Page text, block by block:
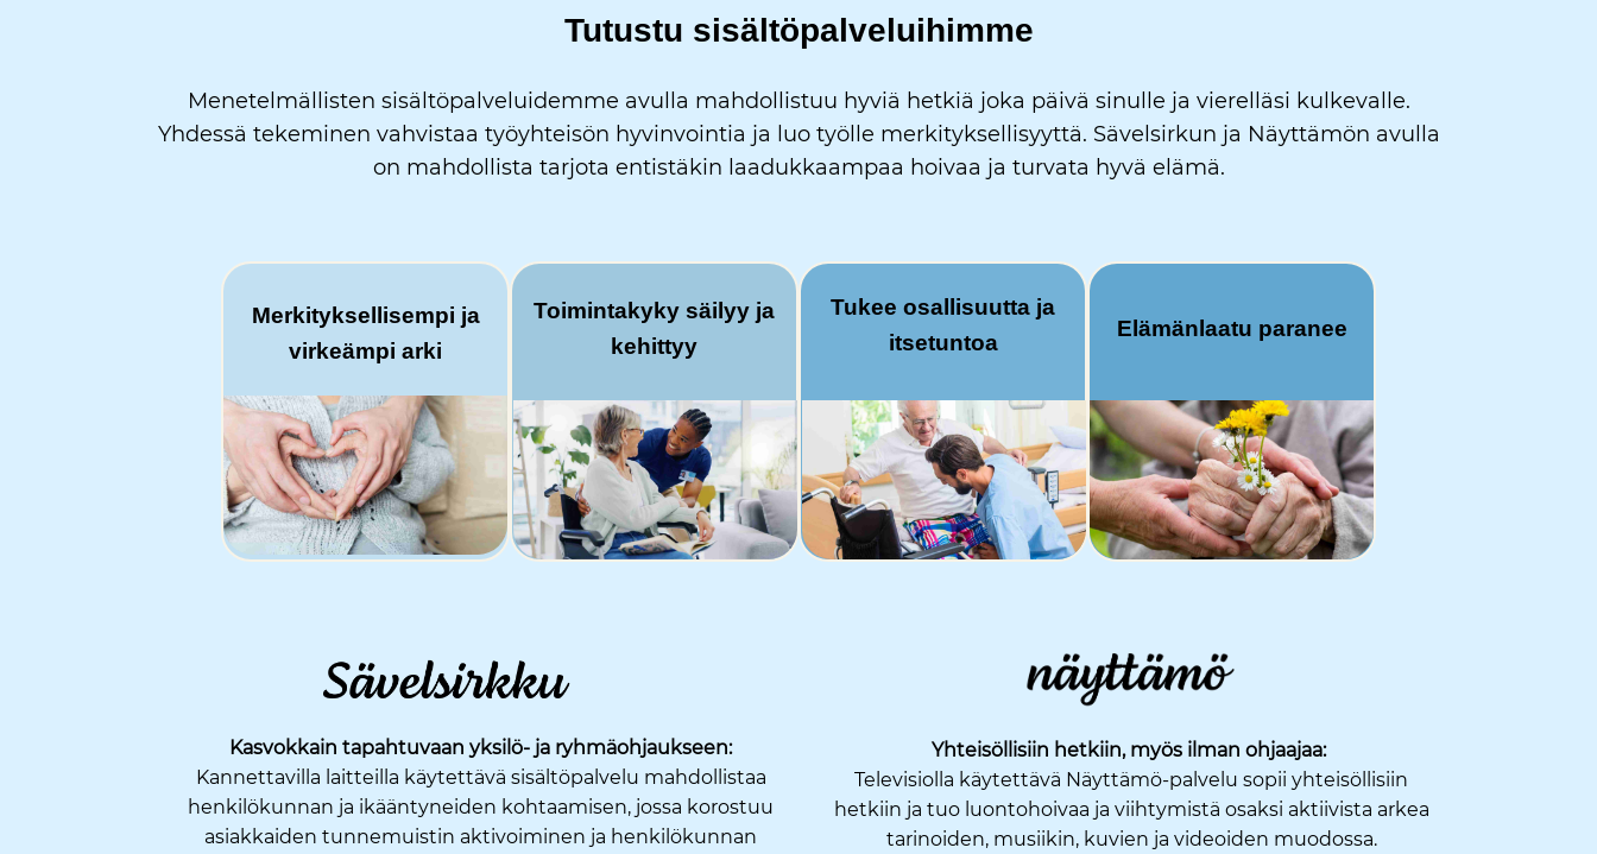
Tutustu sisältöpalveluihimme
Menetelmällisten sisältöpalveluidemme avulla mahdollistuu hyviä hetkiä joka päivä sinulle ja vierelläsi kulkevalle.
Yhdessä tekeminen vahvistaa työyhteisön hyvinvointia ja luo työlle merkityksellisyyttä. Sävelsirkun ja Näyttämön avulla
on mahdollista tarjota entistäkin laadukkaampaa hoivaa ja turvata hyvä elämä.
Merkityksellisempi ja
virkeämpi arki
Toimintakyky säilyy ja
kehittyy
Tukee osallisuutta ja
itsetuntoa
Elämänlaatu paranee
Kasvokkain tapahtuvaan yksilö- ja ryhmäohjaukseen:
Kannettavilla laitteilla käytettävä sisältöpalvelu mahdollistaa
henkilökunnan ja ikääntyneiden kohtaamisen, jossa korostuu
asiakkaiden tunnemuistin aktivoiminen ja henkilökunnan
Yhteisöllisiin hetkiin, myös ilman ohjaajaa:
Televisiolla käytettävä Näyttämö-palvelu sopii yhteisöllisiin
hetkiin ja tuo luontohoivaa ja viihtymistä osaksi aktiivista arkea
tarinoiden, musiikin, kuvien ja videoiden muodossa.